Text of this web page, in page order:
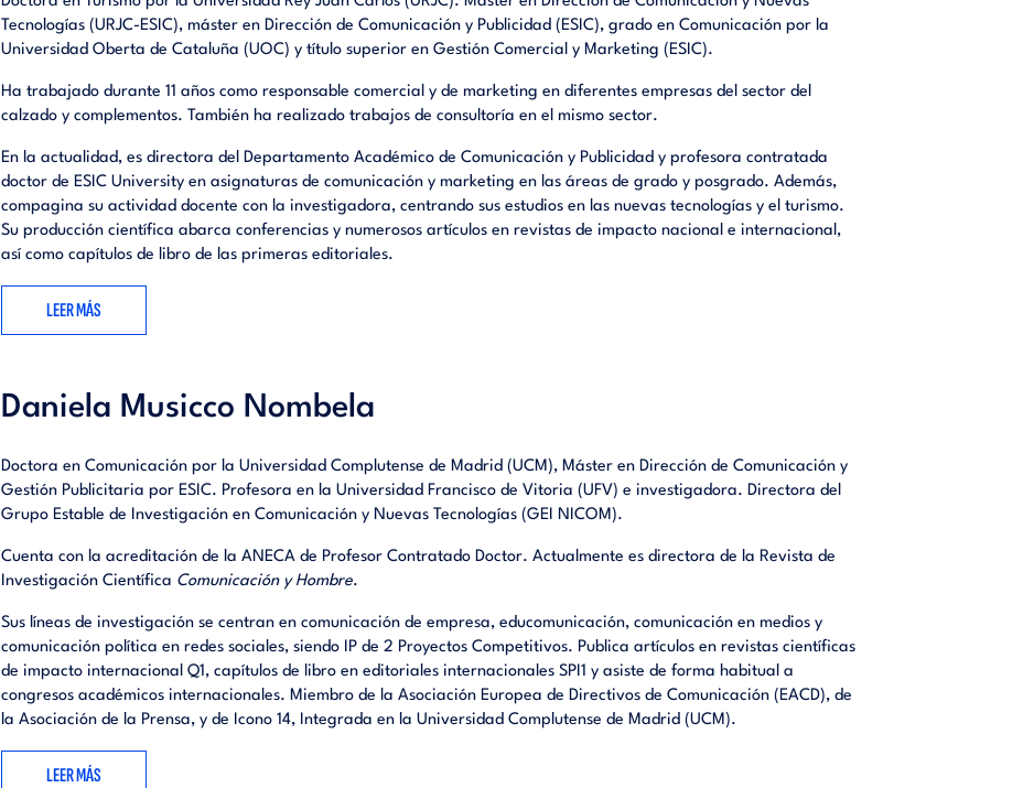
Tecnologías (URJC-ESIC), máster en Dirección de Comunicación y Publicidad (ESIC), grado en Comunicación por la
Universidad Oberta de Cataluña (UOC) y título superior en Gestión Comercial y Marketing (ESIC).
Ha trabajado durante 11 años como responsable comercial y de marketing en diferentes empresas del sector del
calzado y complementos. También ha realizado trabajos de consultoría en el mismo sector.
En la actualidad, es directora del Departamento Académico de Comunicación y Publicidad y profesora contratada
doctor de ESIC University en asignaturas de comunicación y marketing en las áreas de grado y posgrado. Además,
compagina su actividad docente con la investigadora, centrando sus estudios en las nuevas tecnologías y el turismo.
Su producción científica abarca conferencias y numerosos artículos en revistas de impacto nacional e internacional,
así como capítulos de libro de las primeras editoriales.
LEER MÁS
Daniela Musicco Nombela
Doctora en Comunicación por la Universidad Complutense de Madrid (UCM), Máster en Dirección de Comunicación y
Gestión Publicitaria por ESIC. Profesora en la Universidad Francisco de Vitoria (UFV) e investigadora. Directora del
Grupo Estable de Investigación en Comunicación y Nuevas Tecnologías (GEI NICOM).
Cuenta con la acreditación de la ANECA de Profesor Contratado Doctor. Actualmente es directora de la Revista de
Investigación Científica Comunicación y Hombre.
Sus líneas de investigación se centran en comunicación de empresa, educomunicación, comunicación en medios y
comunicación política en redes sociales, siendo IP de 2 Proyectos Competitivos. Publica artículos en revistas científicas
de impacto internacional Q1, capítulos de libro en editoriales internacionales SPI1 y asiste de forma habitual a
congresos académicos internacionales. Miembro de la Asociación Europea de Directivos de Comunicación (EACD), de
la Asociación de la Prensa, y de Icono 14, Integrada en la Universidad Complutense de Madrid (UCM).
LEER MÁS